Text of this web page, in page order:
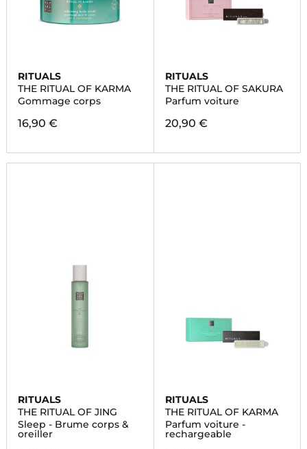
RITUALS
THE RITUAL OF KARMA
Gommage corps
16,90 €
RITUALS
THE RITUAL OF SAKURA
Parfum voiture
20,90 €
RITUALS
THE RITUAL OF JING
Sleep - Brume corps &
oreiller
RITUALS
THE RITUAL OF KARMA
Parfum voiture -
rechargeable